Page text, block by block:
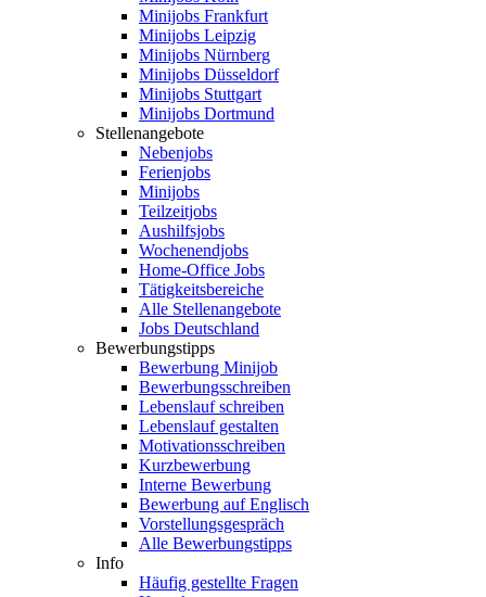
Minijobs Frankfurt
Minijobs Leipzig
Minijobs Nürnberg
Minijobs Düsseldorf
Minijobs Stuttgart
Minijobs Dortmund
Stellenangebote
Nebenjobs
Ferienjobs
Minijobs
Teilzeitjobs
Aushilfsjobs
Wochenendjobs
Home-Office Jobs
Tätigkeitsbereiche
Alle Stellenangebote
Jobs Deutschland
Bewerbungstipps
Bewerbung Minijob
Bewerbungsschreiben
Lebenslauf schreiben
Lebenslauf gestalten
Motivationsschreiben
Kurzbewerbung
Interne Bewerbung
Bewerbung auf Englisch
Vorstellungsgespräch
Alle Bewerbungstipps
Info
Häufig gestellte Fragen